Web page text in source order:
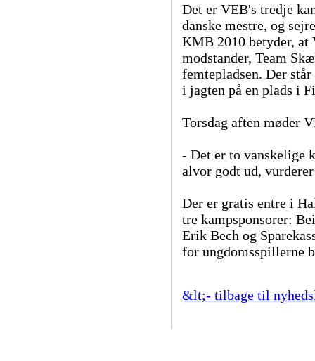
Det er VEB's tredje
danske mestre, og
KMB 2010 betyder, at
modstander, Team
femtepladsen. Der
i jagten på en plads i
Torsdag aften møder
- Det er to vanskelige
alvor godt ud, vurderer
Der er gratis entre i
tre kampsponsorer:
Erik Bech og
for ungdomsspillerne
&lt;- tilbage til